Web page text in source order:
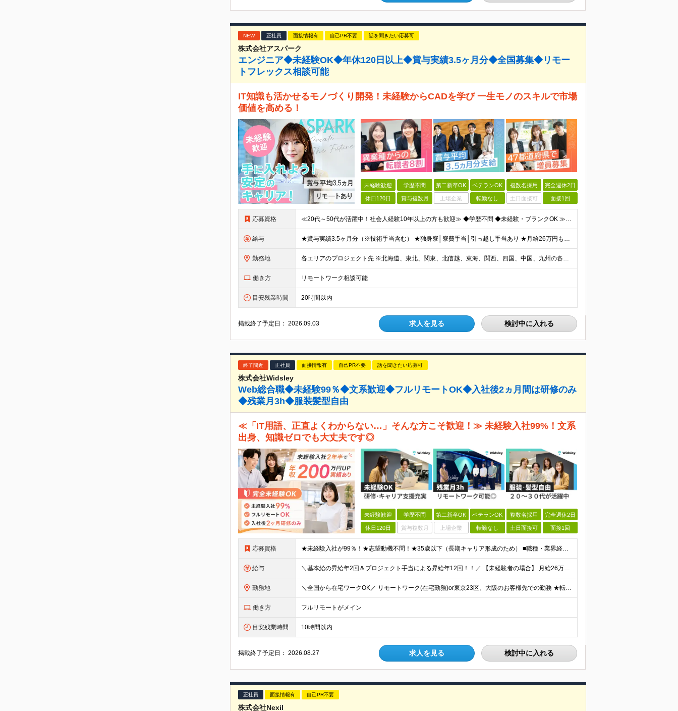
NEW 正社員 面接情報有 自己PR不要 話を聞きたい応募可
株式会社アスパーク
エンジニア◆未経験OK◆年休120日以上◆賞与実績3.5ヶ月分◆全国募集◆リモー
トフレックス相談可能
IT知識も活かせるモノづくり開発！未経験からCADを学び 一生モノのスキルで市場
価値を高める！
未経験歓迎 学歴不問 第二新卒OK ベテランOK 複数名採用 完全週休2日
休日120日 賞与複数月 上場企業 転勤なし 土日面接可 面接1回
応募資格 ≪20代～50代が活躍中！社会人経験10年以上の方も歓迎≫ ◆学歴不問 ◆未経験・ブランクOK ≫モノづくりに関する何らかの経験をお持ちの方は優遇します！ ～こんな方が活躍できます！～ ◎専門的な
給与 ★賞与実績3.5ヶ月分（※技術手当含む） ★独身寮│寮費手当│引っ越し手当あり ★月給26万円も可能！ 【実務経験者】※前職の給与、経験、スキルをもとに決定 ・月給21万円～60万円＋時間外手当全
勤務地 各エリアのプロジェクト先 ※北海道、東北、関東、北信越、東海、関西、四国、中国、九州の各エリアから希望勤務地をお聞かせください。 ※転勤を伴わない エリア限定採用枠あり。U・Iターンも歓迎です！ ※プ
働き方 リモートワーク相談可能
目安残業時間 20時間以内
掲載終了予定日：2026.09.03 求人を見る 検討中に入れる
終了間近 正社員 面接情報有 自己PR不要 話を聞きたい応募可
株式会社Widsley
Web総合職◆未経験99％◆文系歓迎◆フルリモートOK◆入社後2ヵ月間は研修のみ
◆残業月3h◆服装髪型自由
≪「IT用語、正直よくわからない…」そんな方こそ歓迎！≫ 未経験入社99%！文系
出身、知識ゼロでも大丈夫です◎
未経験歓迎 学歴不問 第二新卒OK ベテランOK 複数名採用 完全週休2日
休日120日 賞与複数月 上場企業 転勤なし 土日面接可 面接1回
応募資格 ★未経験入社が99％！★志望動機不問！★35歳以下（長期キャリア形成のため） ■職種・業界経験不問、第二新卒大歓迎！ ■学歴不問 ≪1つでも当てはまる方にピッタリです≫ ★ChatGPTやAIなど
給与 ＼基本給の昇給年2回＆プロジェクト手当による昇給年12回！！／ 【未経験者の場合】 月給26万円～50万円＋プロジェクト手当＋資格手当 ★スキルや経験を考慮の上、優遇します ★上記給与には固定残業
勤務地 ＼全国から在宅ワークOK／ リモートワーク(在宅勤務)or東京23区、大阪のお客様先での勤務 ★転勤はありません ★希望をもとに配属先を決定します ★リモートワーク率5割強 ★フルリモートの場合は通
働き方 フルリモートがメイン
目安残業時間 10時間以内
掲載終了予定日：2026.08.27 求人を見る 検討中に入れる
正社員 面接情報有 自己PR不要
株式会社Nexil